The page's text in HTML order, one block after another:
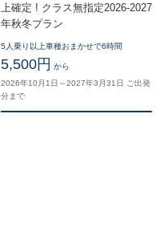
上確定 ! クラス無指定2026-2027
年秋冬プラン
5人乗り以上車種おまかせで6時間
5,500円 から
2026年10月1日～2027年3月31日 ご出発
分まで